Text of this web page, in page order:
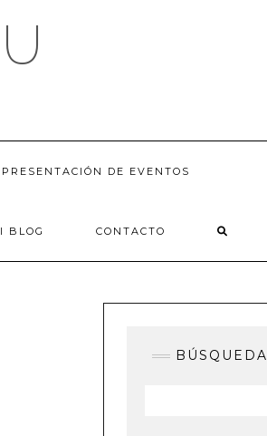
PRESENTACIÓN DE EVENTOS
BLOG CONTACTO
BÚSQUEDA